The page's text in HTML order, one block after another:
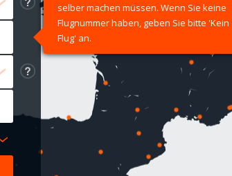
selber machen müssen. Wenn Sie keine
Flugnummer haben, geben Sie bitte 'Kein
Flug' an.